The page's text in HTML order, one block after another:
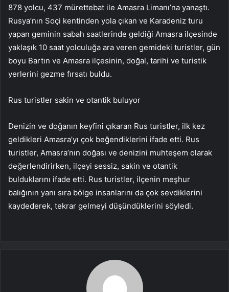
878 yolcu, 437 mürettebat ile Amasra Limanı’na yanaştı.
Rusya’nın Soçi kentinden yola çıkan ve Karadeniz turu
yapan geminin sabah saatlerinde geldiği Amasra ilçesinde
yaklaşık 10 saat yolculuğa ara veren gemideki turistler, gün
boyu Bartın ve Amasra ilçesinin, doğal, tarihi ve turistik
yerlerini gezme fırsatı buldu.
Rus turistler sakin ve otantik buluyor
Denizin ve doğanın keyfini çıkaran Rus turistler, ilk kez
geldikleri Amasra’yı çok beğendiklerini ifade etti. Rus
turistler, Amasra’nın doğası ve denizini muhteşem olarak
değerlendirirken, ilçeyi sessiz, sakin ve otantik
bulduklarını ifade etti. Rus turistler, ilçenin meşhur
balığının yanı sıra bölge insanlarını da çok sevdiklerini
kaydederek, tekrar gelmeyi düşündüklerini söyledi.